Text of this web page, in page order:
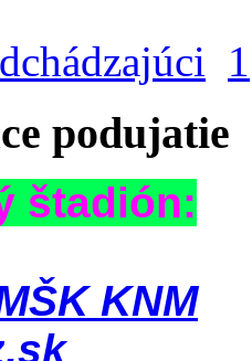
1
podujatie
štadión:
KNM